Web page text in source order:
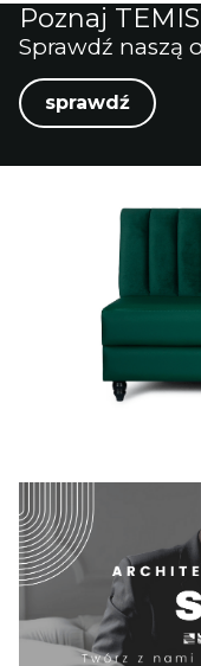
Poznaj
Sprawdź naszą
sprawdź